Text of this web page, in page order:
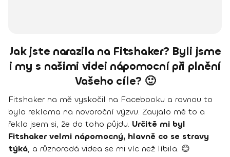
Jak jste narazila na Fitshaker? Byli jsme
i my s našimi videi nápomocní při plnění
Vašeho cíle? 🙂
Fitshaker na mě vyskočil na Facebooku a rovnou to
byla reklama na novoroční výzvu. Zaujalo mě to a
řekla jsem si, že do toho půjdu. Určitě mi byl
Fitshaker velmi nápomocný, hlavně co se stravy
týká, a různorodá videa se mi víc než líbila. 😊